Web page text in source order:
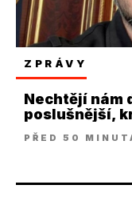
ZPRÁVY
Nechtějí nám
poslušnější,
PŘED 50